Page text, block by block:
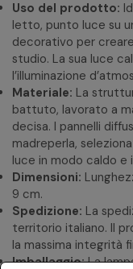
Uso del prodotto:
letto, punto luce su
decorativo per
studio. La sua luce
l’illuminazione
Materiale: La
battuto, lavorato a
decisa. I pannelli
madreperla,
luce in modo caldo e
Dimensioni:
9 cm.
Spedizione: La
territorio italiano. Il
la massima integrità
Imballaggio:La